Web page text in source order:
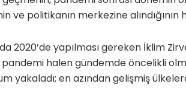
ve politikanın merkezine alındığının
2020’de yapılması gereken İklim
pandemi halen gündemde öncelikli
yakaladı; en azından gelişmiş